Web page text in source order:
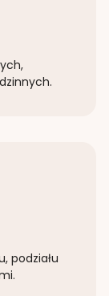
podziału